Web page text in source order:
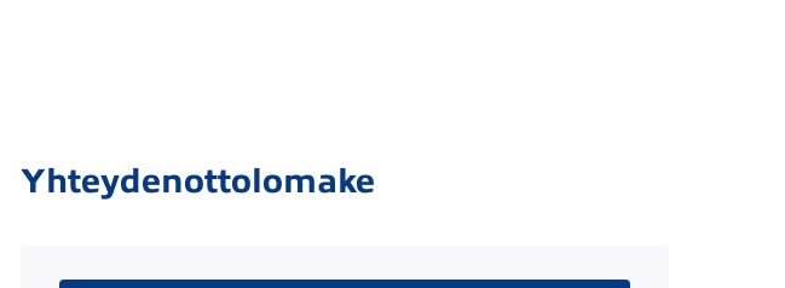
Yhteydenottolomake